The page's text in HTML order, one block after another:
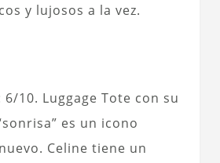
y lujosos a la vez.
10. Luggage Tote con su
es un icono
Celine tiene un